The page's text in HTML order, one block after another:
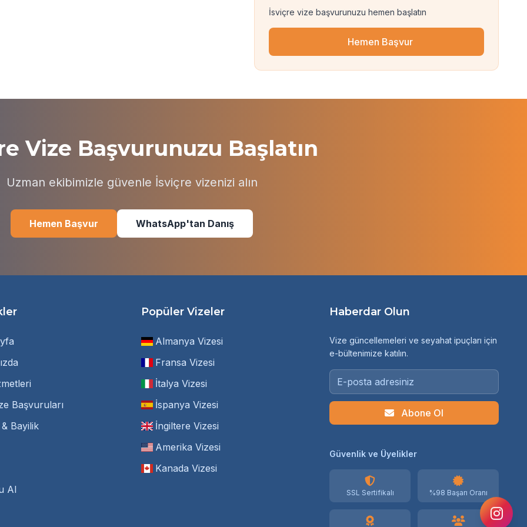
İsviçre vize başvurunuzu hemen başlatın
Hemen Başvur
Vize Başvurunuzu Başlatın
Uzman ekibimizle güvenle İsviçre vizenizi alın
Hemen Başvur WhatsApp'tan Danış
Başvuruları
Bayilik
Al
Popüler Vizeler
Almanya Vizesi
Fransa Vizesi
İtalya Vizesi
İspanya Vizesi
İngiltere Vizesi
Amerika Vizesi
Kanada Vizesi
Haberdar Olun
Vize güncellemeleri ve seyahat ipuçları için
e-bültenimize katılın.
Abone Ol
Güvenlik ve Üyelikler
SSL Sertifikalı %98 Başarı Oranı